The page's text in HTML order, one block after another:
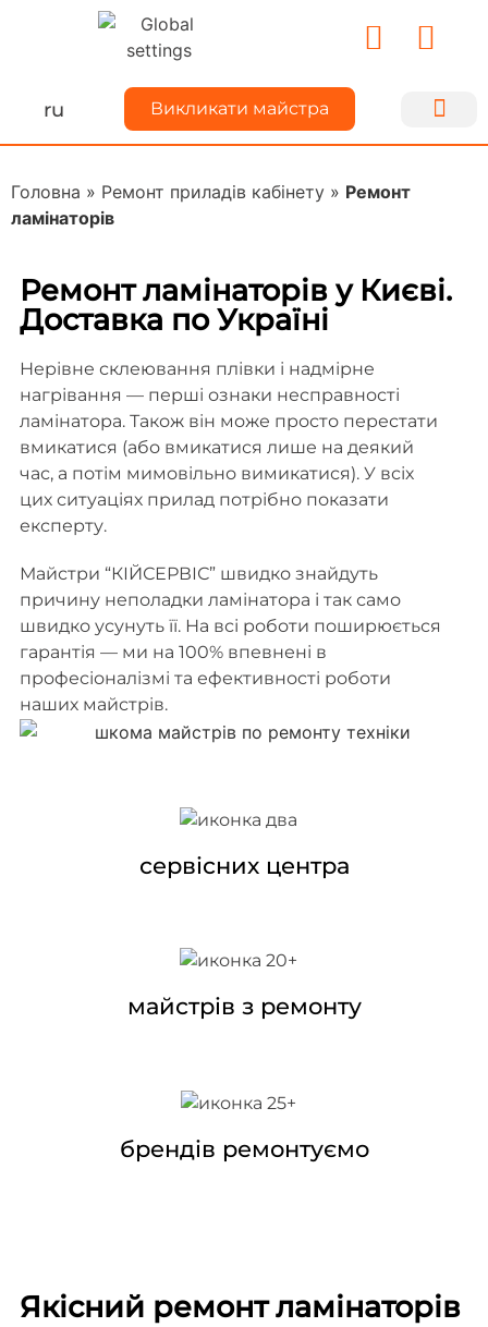
ru Викликати майстра
Головна » Ремонт приладів кабінету » Ремонт
ламінаторів
Ремонт ламінаторів у Києві.
Доставка по Україні
Нерівне склеювання плівки і надмірне
нагрівання — перші ознаки несправності
ламінатора. Також він може просто перестати
вмикатися (або вмикатися лише на деякий
час, а потім мимовільно вимикатися). У всіх
цих ситуаціях прилад потрібно показати
експерту.
Майстри “КІЙСЕРВІС” швидко знайдуть
причину неполадки ламінатора і так само
швидко усунуть її. На всі роботи поширюється
гарантія — ми на 100% впевнені в
професіоналізмі та ефективності роботи
наших майстрів.
сервісних центра
майстрів з ремонту
брендів ремонтуємо
Якісний ремонт ламінаторів